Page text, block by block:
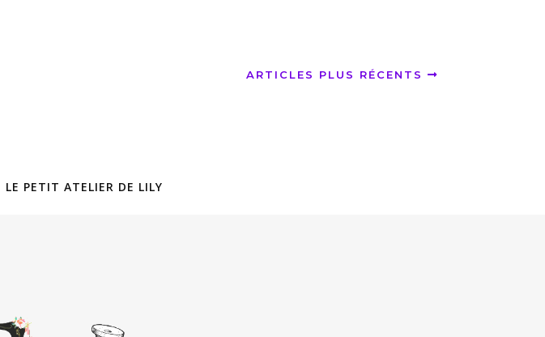
ARTICLES PLUS RÉCENTS
LE PETIT ATELIER DE LILY